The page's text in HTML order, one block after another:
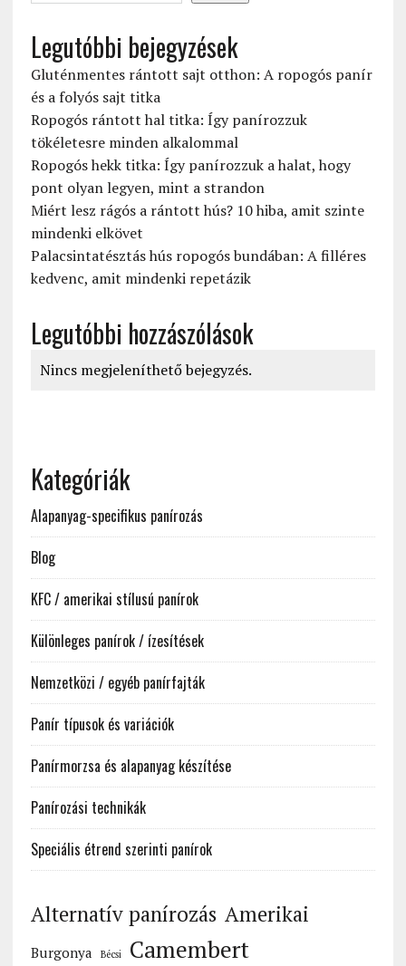
Legutóbbi bejegyzések
Gluténmentes rántott sajt otthon: A ropogós panír
és a folyós sajt titka
Ropogós rántott hal titka: Így panírozzuk
tökéletesre minden alkalommal
Ropogós hekk titka: Így panírozzuk a halat, hogy
pont olyan legyen, mint a strandon
Miért lesz rágós a rántott hús? 10 hiba, amit szinte
mindenki elkövet
Palacsintatésztás hús ropogós bundában: A filléres
kedvenc, amit mindenki repetázik
Legutóbbi hozzászólások
Nincs megjeleníthető bejegyzés.
Kategóriák
Alapanyag-specifikus panírozás
Blog
KFC / amerikai stílusú panírok
Különleges panírok / ízesítések
Nemzetközi / egyéb panírfajták
Panír típusok és variációk
Panírmorzsa és alapanyag készítése
Panírozási technikák
Speciális étrend szerinti panírok
Alternatív panírozás Amerikai
Burgonya Bécsi
Camembert